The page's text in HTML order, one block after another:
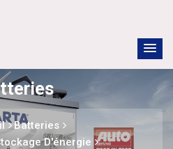
Batteries
D'énergie